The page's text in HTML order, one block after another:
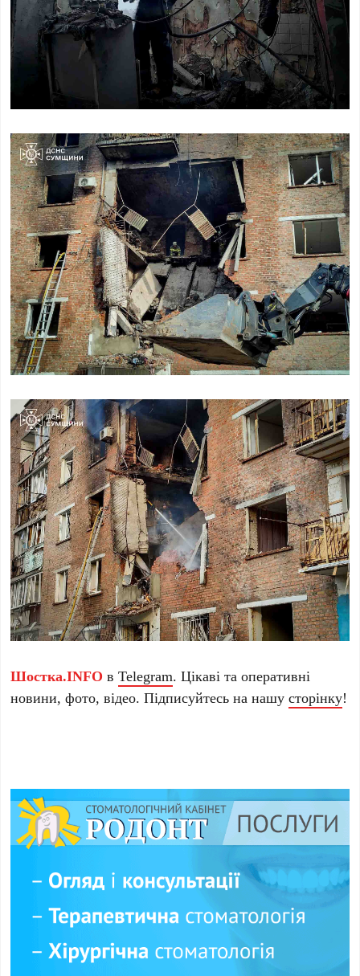
Шостка.INFO вTelegram. Цікаві та оперативні
новини, фото, відео. Підписуйтесь на нашусторінку!